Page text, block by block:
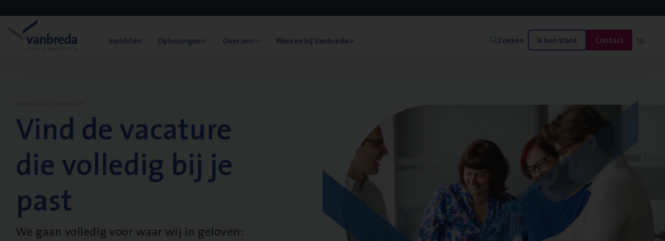
Inzichten Oplossingen Over ons Werken bij Vanbreda Zoeken Ik ben klant Contact NL
Vind de vacature
die volledig bij je
past
We gaan volledig voor waar wij in geloven: